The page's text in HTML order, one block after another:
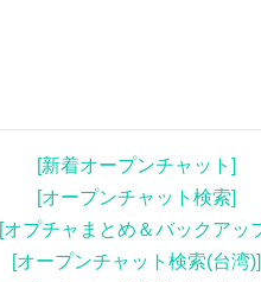
[新着オープンチャット]
[オープンチャット検索]
[オプチャまとめ＆バックアッ
[オープンチャット検索(台湾)]